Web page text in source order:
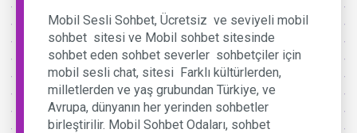
Mobil Sesli Sohbet, Ücretsiz ve seviyeli mobil
sohbet sitesi ve Mobil sohbet sitesinde
sohbet eden sohbet severler sohbetçiler için
mobil sesli chat, sitesi Farklı kültürlerden,
milletlerden ve yaş grubundan Türkiye, ve
Avrupa, dünyanın her yerinden sohbetler
birleştirilir. Mobil Sohbet Odaları, sohbet